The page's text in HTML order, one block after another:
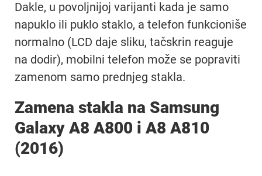
Dakle, u povoljnijoj varijanti kada je samo
napuklo ili puklo staklo, a telefon funkcioniše
normalno (LCD daje sliku, tačskrin reaguje
na dodir), mobilni telefon može se popraviti
zamenom samo prednjeg stakla.
Zamena stakla na Samsung
Galaxy A8 A800 i A8 A810
(2016)